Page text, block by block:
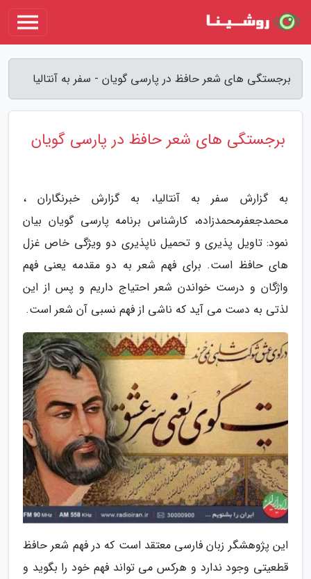
برجستگی های شعر حافظ در پارسی گویان - سفر به آنتالیا
برجستگی های شعر حافظ در پارسی گویان
به گزارش سفر به آنتالیا، به گزارش خبرنگاران ،
محمدجعفرمحمدزاده، کارشناس برنامه پارسی گویان بیان
نمود: تاویل پذیری و تحمیل ناپذیری دو ویژگی خاص غزل
های حافظ است. برای فهم شعر به دو مقدمه یعنی فهم
واژگان و درست خواندن شعر احتیاج داریم و پس از این
لذتی به دست می آید که ناشی از فهم نسبی آن شعر است.
این پژوهشگر زبان فارسی معتقد است که در فهم شعر حافظ
قطعیتی وجود ندارد و هرکس می تواند فهم خود را بگوید و